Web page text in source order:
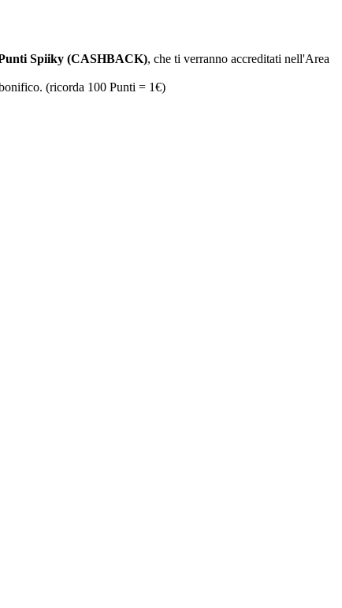
Spiiky (CASHBACK), che ti verranno accreditati nell'Area
(ricorda 100 Punti = 1€)